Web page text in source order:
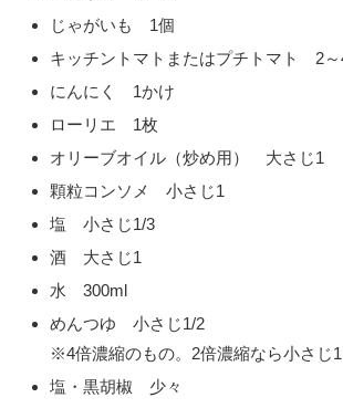
じゃがいも 1個
キッチントマトまたはプチトマト 2～
にんにく 1かけ
ローリエ 1枚
オリーブオイル（炒め用） 大さじ1
顆粒コンソメ 小さじ1
塩 小さじ1/3
酒 大さじ1
水 300ml
めんつゆ 小さじ1/2
※4倍濃縮のもの。2倍濃縮なら小さじ1
塩・黒胡椒 少々